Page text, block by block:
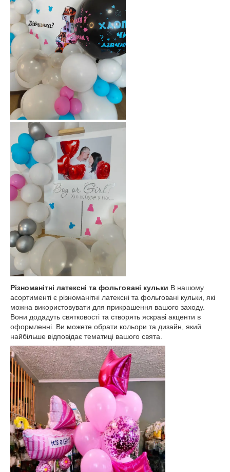
Різноманітні латексні та фольговані кульки В нашому
асортименті є різноманітні латексні та фольговані кульки, які
можна використовувати для прикрашення вашого заходу.
Вони додадуть святковості та створять яскраві акценти в
оформленні. Ви можете обрати кольори та дизайн, який
найбільше відповідає тематиці вашого свята.